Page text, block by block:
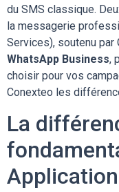
du SMS classique.
la messagerie
Services), soutenu
WhatsApp Business,
choisir pour vos
Conexteo les
La